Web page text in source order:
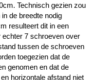
Technisch gezien zou
de breedte nodig
resulteert dit in een
echter 7 schroeven over
tussen de schroeven
toegezien dat de
genomen en dat de
horizontale afstand niet